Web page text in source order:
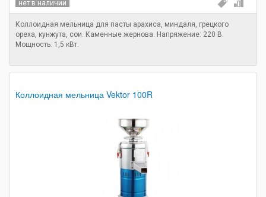
нет в наличии
Коллоидная мельница для пасты арахиса, миндаля, грецкого
ореха, кунжута, сои. Каменные жернова. Напряжение: 220 В.
Мощность: 1,5 кВт.
Коллоидная мельница Vektor 100R